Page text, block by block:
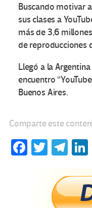
Buscando motivar
sus clases a
más de 3,6
de reproducciones
Llegó a la
encuentro
Buenos Aires.
Comparte este
Fa T
tt
er
Te
gr
a